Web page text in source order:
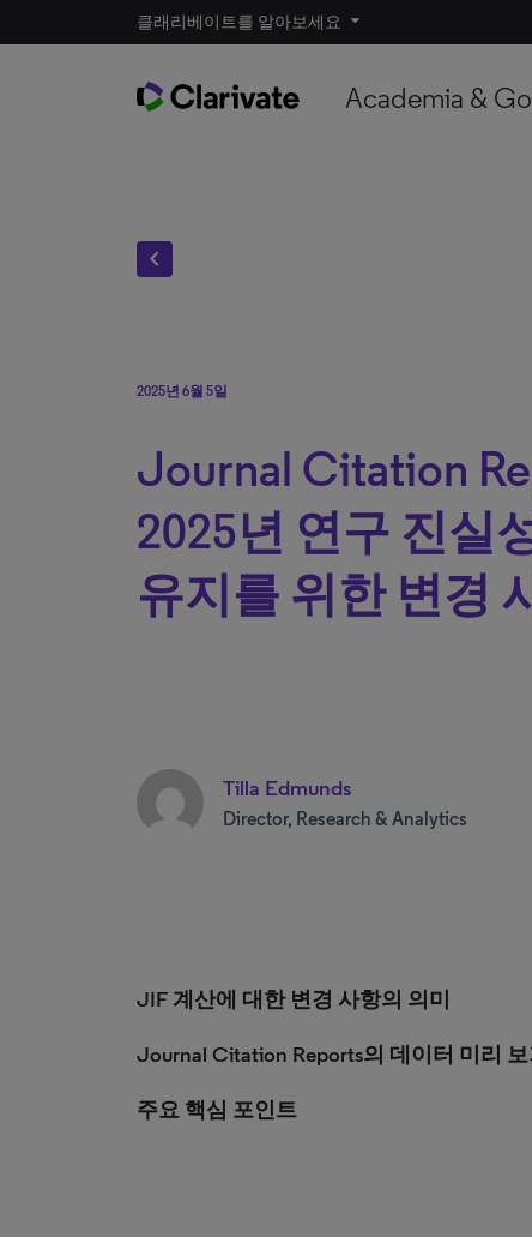
클래리베이트를 알아보세요
Academia &
chevron_left
2025년 6월 5일
Journal Citation
2025년 연구 진실
유지를 위한 변경
Tilla Edmunds
Director, Research & Analytics
JIF 계산에 대한 변경 사항의 의미
Journal Citation Reports의 데이터 미리 보
주요 핵심 포인트